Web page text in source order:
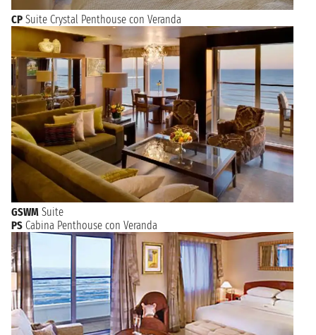
CP Suite Crystal Penthouse con Veranda
GSWM Suite
PS Cabina Penthouse con Veranda